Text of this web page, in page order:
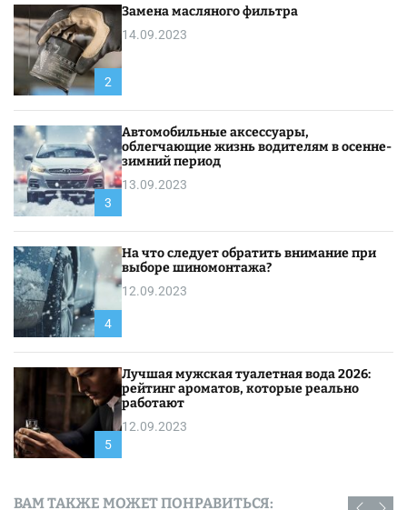
2
Замена масляного фильтра
14.09.2023
3
Автомобильные аксессуары,
облегчающие жизнь водителям в осенне-
зимний период
13.09.2023
4
На что следует обратить внимание при
выборе шиномонтажа?
12.09.2023
5
Лучшая мужская туалетная вода 2026:
рейтинг ароматов, которые реально
работают
12.09.2023
ВАМ ТАКЖЕ МОЖЕТ ПОНРАВИТЬСЯ: